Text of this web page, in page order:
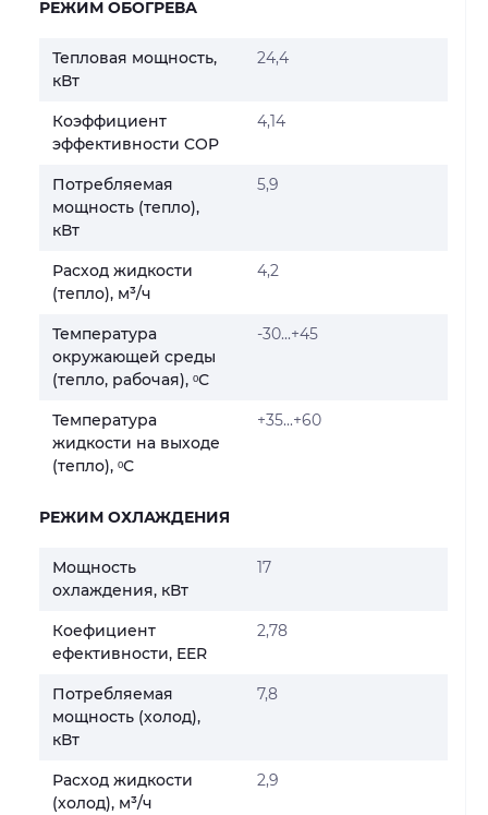
РЕЖИМ ОБОГРЕВА
Тепловая мощность,
кВт
24,4
Коэффициент
эффективности COP
4,14
Потребляемая
мощность (тепло),
кВт
5,9
Расход жидкости
(тепло), м³/ч
4,2
Температура
окружающей среды
(тепло, рабочая), ᵒС
-30...+45
Температура
жидкости на выходе
(тепло), ᵒС
+35...+60
РЕЖИМ ОХЛАЖДЕНИЯ
Мощность
охлаждения, кВт
17
Коефициент
ефективности, EER
2,78
Потребляемая
мощность (холод),
кВт
7,8
Расход жидкости
(холод), м³/ч
2,9